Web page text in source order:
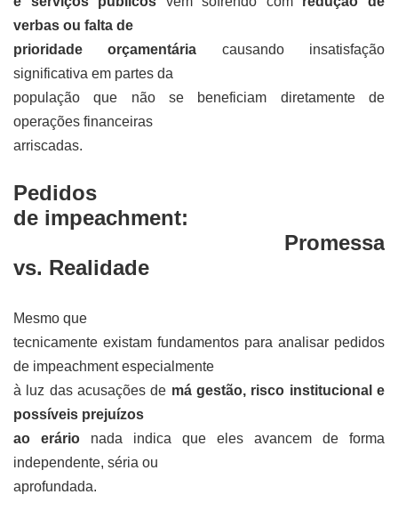
verbas ou falta de
prioridade orçamentária causando insatisfação
significativa em partes da
população que não se beneficiam diretamente de
operações financeiras
arriscadas.
Pedidos
de impeachment:
Promessa
vs. Realidade
Mesmo que
tecnicamente existam fundamentos para analisar pedidos
de impeachment especialmente
à luz das acusações de má gestão, risco institucional e
possíveis prejuízos
ao erário nada indica que eles avancem de forma
independente, séria ou
aprofundada.